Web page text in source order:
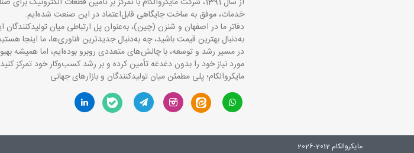
خدمات، موفق به ساخت جایگاهی قابل‌اعتماد در این صنعت شده‌ایم.
دفاتر ما در اصفهان و شنزن (چین)، به‌عنوان پل ارتباطی میان
به‌دنبال بهترین قیمت باشید، چه به‌دنبال جدیدترین فناوری‌ها، ما اینجا
در مسیر رشد و توسعه، با چالش‌های متعددی روبرو بوده‌ایم، اما همیشه
مورد نیاز خود را بدون دغدغه تأمین کرده و بر رشد کسب‌وکار خود تمرکز
مایکروالکام؛ پلی مطمئن میان تولیدکنندگان و بازارهای جهانی
مایکروالکام 2012-2026